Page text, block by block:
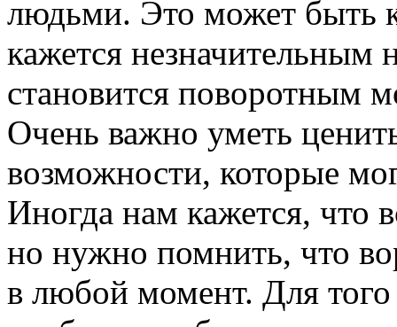
людьми. Это может быть
кажется незначительным
становится поворотным
Очень важно уметь
возможности, которые
Иногда нам кажется, что
но нужно помнить, что
в любой момент. Для